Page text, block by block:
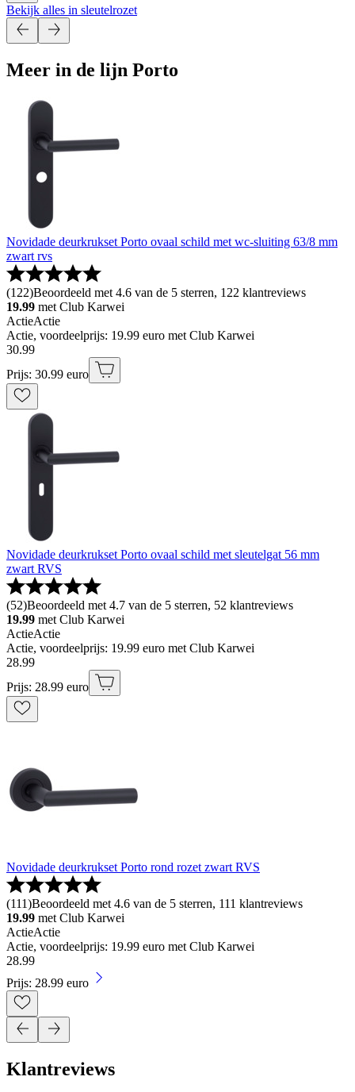
Bekijk alles in sleutelrozet
Meer in de lijn Porto
Novidade deurkrukset Porto ovaal schild met wc-sluiting 63/8 mm
zwart rvs
(122)Beoordeeld met 4.6 van de 5 sterren, 122 klantreviews
19.99 met Club Karwei
ActieActie
Actie, voordeelprijs: 19.99 euro met Club Karwei
30.99
Prijs: 30.99 euro
Novidade deurkrukset Porto ovaal schild met sleutelgat 56 mm
zwart RVS
(52)Beoordeeld met 4.7 van de 5 sterren, 52 klantreviews
19.99 met Club Karwei
ActieActie
Actie, voordeelprijs: 19.99 euro met Club Karwei
28.99
Prijs: 28.99 euro
Novidade deurkrukset Porto rond rozet zwart RVS
(111)Beoordeeld met 4.6 van de 5 sterren, 111 klantreviews
19.99 met Club Karwei
ActieActie
Actie, voordeelprijs: 19.99 euro met Club Karwei
28.99
Prijs: 28.99 euro
Klantreviews